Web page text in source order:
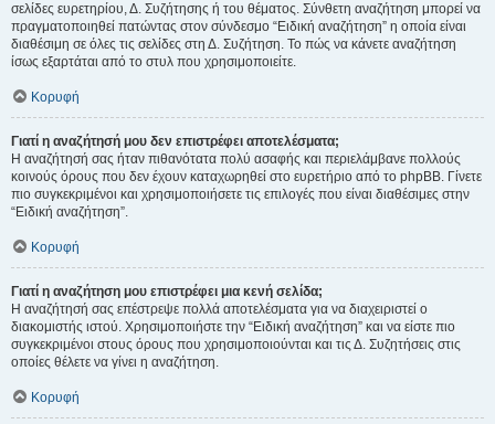
σελίδες ευρετηρίου, Δ. Συζήτησης ή του θέματος. Σύνθετη αναζήτηση μπορεί να
πραγματοποιηθεί πατώντας στον σύνδεσμο “Ειδική αναζήτηση” η οποία είναι
διαθέσιμη σε όλες τις σελίδες στη Δ. Συζήτηση. Το πώς να κάνετε αναζήτηση
ίσως εξαρτάται από το στυλ που χρησιμοποιείτε.
Κορυφή
Γιατί η αναζήτησή μου δεν επιστρέφει αποτελέσματα;
Η αναζήτησή σας ήταν πιθανότατα πολύ ασαφής και περιελάμβανε πολλούς
κοινούς όρους που δεν έχουν καταχωρηθεί στο ευρετήριο από το phpBB. Γίνετε
πιο συγκεκριμένοι και χρησιμοποιήσετε τις επιλογές που είναι διαθέσιμες στην
“Ειδική αναζήτηση”.
Κορυφή
Γιατί η αναζήτηση μου επιστρέφει μια κενή σελίδα;
Η αναζήτησή σας επέστρεψε πολλά αποτελέσματα για να διαχειριστεί ο
διακομιστής ιστού. Χρησιμοποιήστε την “Ειδική αναζήτηση” και να είστε πιο
συγκεκριμένοι στους όρους που χρησιμοποιούνται και τις Δ. Συζητήσεις στις
οποίες θέλετε να γίνει η αναζήτηση.
Κορυφή